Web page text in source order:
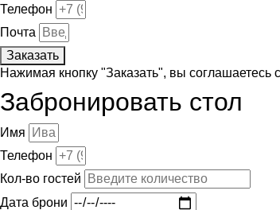
Телефон
Почта
Заказать
Нажимая кнопку "Заказать", вы
Забронировать стол
Имя
Телефон
Кол-во гостей
Дата брони